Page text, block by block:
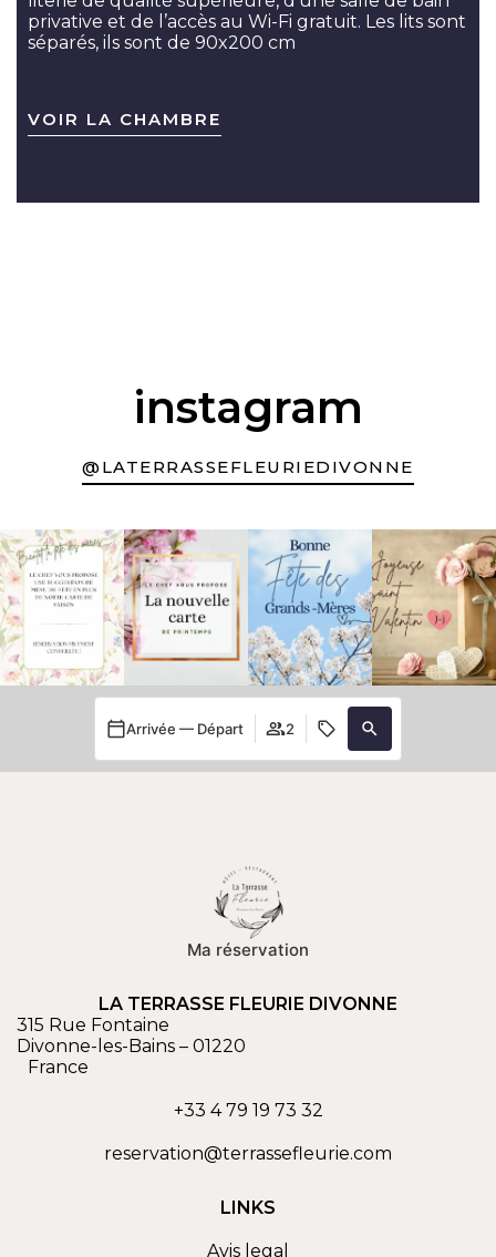
privative et de l’accès au Wi-Fi gratuit. Les lits sont
séparés, ils sont de 90x200 cm
VOIR LA CHAMBRE
instagram
@LATERRASSEFLEURIEDIVONNE
Arrivée — Départ 2
Ma réservation
LA TERRASSE FLEURIE DIVONNE
315 Rue Fontaine
Divonne-les-Bains – 01220
France
+33 4 79 19 73 32
reservation@terrassefleurie.com
LINKS
Avis legal